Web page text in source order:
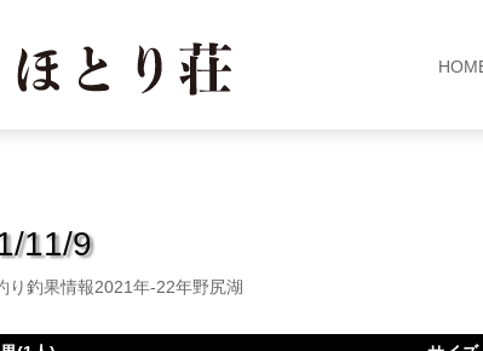
11/9
り釣果情報2021年-22年野尻湖